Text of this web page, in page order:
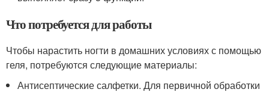
Что потребуется для работы
Чтобы нарастить ногти в домашних условиях с помощью
геля, потребуются следующие материалы:
Антисептические салфетки. Для первичной обработки